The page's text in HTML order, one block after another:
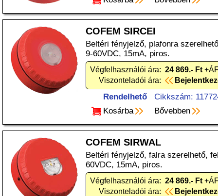
COFEM SIRCEI
Beltéri fényjelző, plafonra
9-60VDC, 15mA, piros.
Végfelhasználói ára: 24 869.- Ft
Viszonteladói ára:
Rendelhető
Cikkszám:
Kosárba
Bővebben
COFEM SIRWAL
Beltéri fényjelző, falra szerelhető,
60VDC, 15mA, piros.
Végfelhasználói ára: 24 869.- Ft
Viszonteladói ára: